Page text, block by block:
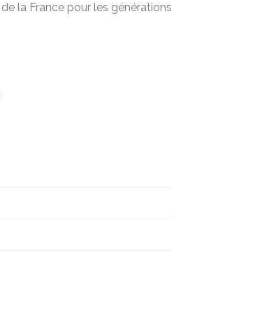
la France pour les générations